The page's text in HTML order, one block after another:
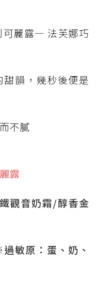
麗露— 法芙娜巧
韻，幾秒後便是
不膩
露
觀音奶霜/醇香金
敏原：蛋、奶、